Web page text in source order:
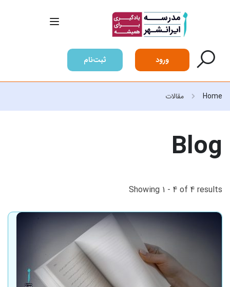
ورود ثبت‌نام
Home مقالات
Blog
Showing 1 - 4 of 4 results